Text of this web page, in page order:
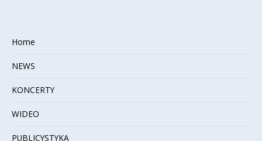
Home
NEWS
KONCERTY
WIDEO
PUBLICYSTYKA